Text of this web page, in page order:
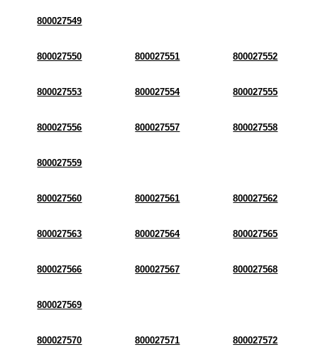
800027549
800027550 800027551 800027552
800027553 800027554 800027555
800027556 800027557 800027558
800027559
800027560 800027561 800027562
800027563 800027564 800027565
800027566 800027567 800027568
800027569
800027570 800027571 800027572